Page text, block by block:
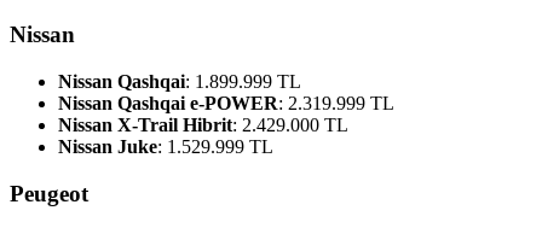
Nissan
Nissan Qashqai: 1.899.999 TL
Nissan Qashqai e-POWER: 2.319.999 TL
Nissan X-Trail Hibrit: 2.429.000 TL
Nissan Juke: 1.529.999 TL
Peugeot